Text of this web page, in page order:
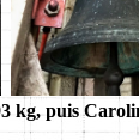
kg, puis